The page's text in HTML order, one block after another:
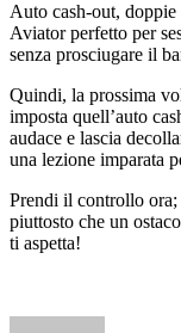
Auto cash‑out,
Aviator perfetto per
senza prosciugare il
Quindi, la prossima
imposta quell’auto
audace e lascia
una lezione imparata
Prendi il controllo ora;
piuttosto che un
ti aspetta!